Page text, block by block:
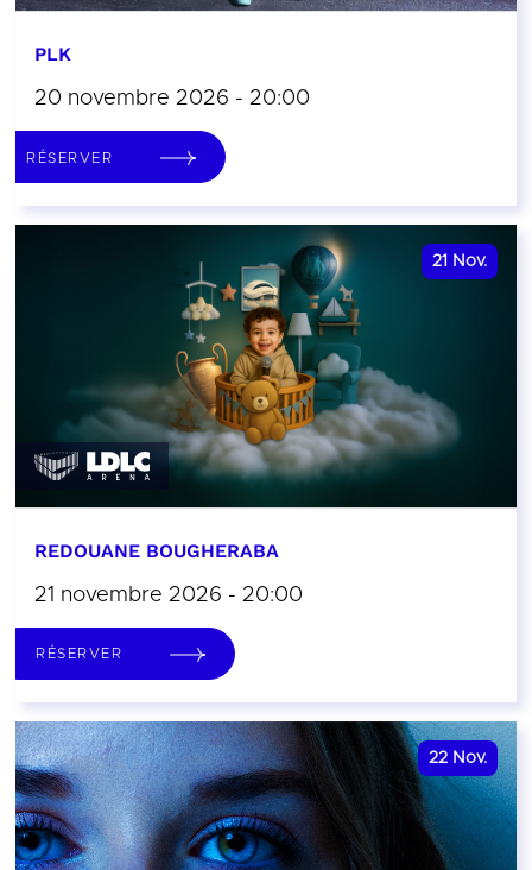
PLK
20 novembre 2026 - 20:00
RÉSERVER
21 Nov.
REDOUANE BOUGHERABA
21 novembre 2026 - 20:00
RÉSERVER
22 Nov.